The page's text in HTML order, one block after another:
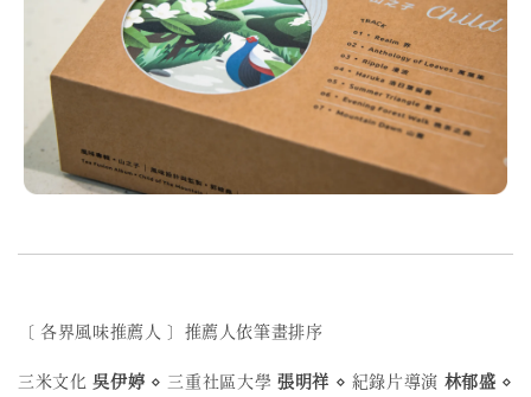
〔 各界風味推薦人 〕推薦人依筆畫排序
三米文化吳伊婷 ⋄ 三重社區大學 張明祥 ⋄ 紀錄片導演 林郁盛 ⋄